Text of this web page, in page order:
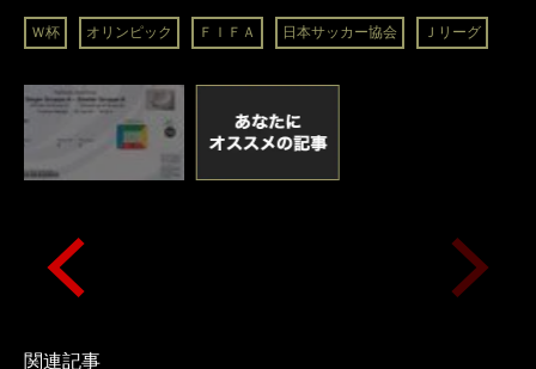
Ｗ杯 オリンピック ＦＩＦＡ 日本サッカー協会 Ｊリーグ
関連記事